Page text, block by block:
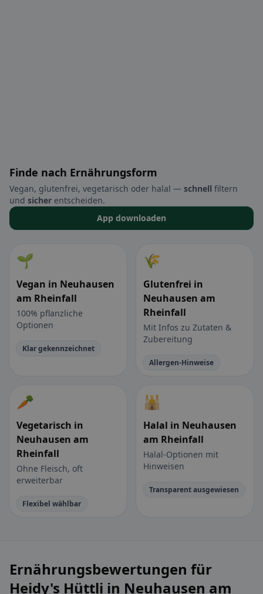
Finde nach Ernährungsform
Vegan, glutenfrei, vegetarisch oder halal — schnell filtern
und sicher entscheiden.
App downloaden
🌱
Vegan in Neuhausen
am Rheinfall
100% pflanzliche
Optionen
Klar gekennzeichnet
🌾
Glutenfrei in
Neuhausen am
Rheinfall
Mit Infos zu Zutaten &
Zubereitung
Allergen-Hinweise
🥕
Vegetarisch in
Neuhausen am
Rheinfall
Ohne Fleisch, oft
erweiterbar
Flexibel wählbar
🕌
Halal in Neuhausen
am Rheinfall
Halal-Optionen mit
Hinweisen
Transparent ausgewiesen
Ernährungsbewertungen für
Heidy's Hüttli in Neuhausen am